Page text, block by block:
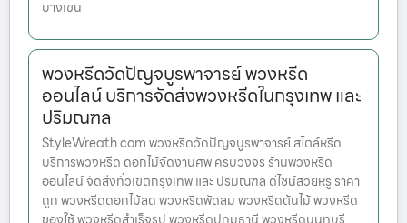
บางเขน
พวงหรีดวัดปัญจบูรพาจารย์ พวงหรีด
ออนไลน์ บริการจัดส่งพวงหรีดในกรุงเทพ และ
ปริมณฑล
StyleWreath.com พวงหรีดวัดปัญจบูรพาจารย์ สไตล์หรีด
บริการพวงหรีด ดอกไม้จัดงานศพ ครบวงจร ร้านพวงหรีด
ออนไลน์ จัดส่งทั่วเขตกรุงเทพ และ ปริมณฑล ดีไซน์สวยหรู ราคา
ถูก พวงหรีดดอกไม้สด พวงหรีดพัดลม พวงหรีดต้นไม้ พวงหรีด